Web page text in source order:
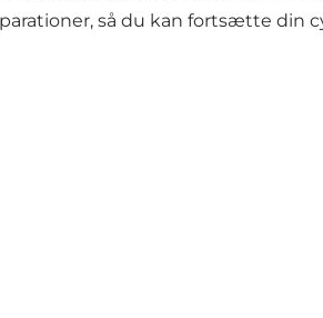
så du kan fortsætte din